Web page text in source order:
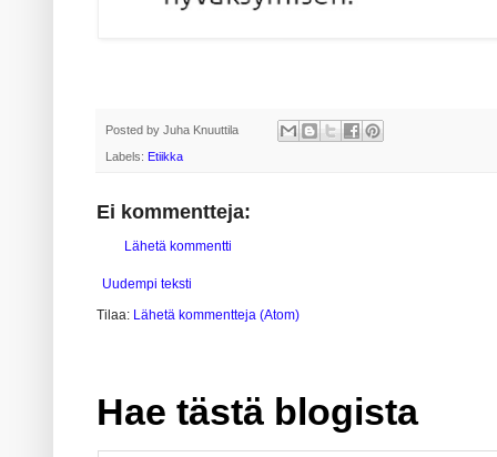
Posted byJuha Knuuttila
Labels: Etiikka
Ei kommentteja:
Lähetä kommentti
Uudempi teksti
Tilaa: Lähetä kommentteja (Atom)
Hae tästä blogista